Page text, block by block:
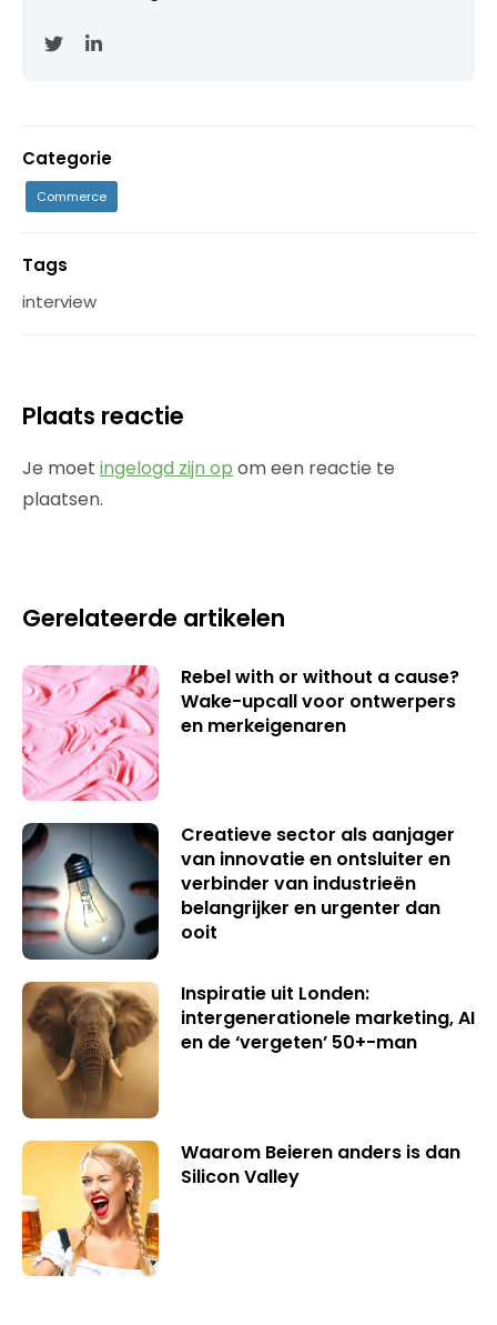
Categorie
Commerce
Tags
interview
Plaats reactie
Je moet ingelogd zijn op om een reactie te
plaatsen.
Gerelateerde artikelen
Rebel with or without a cause?
Wake-upcall voor ontwerpers
en merkeigenaren
Creatieve sector als aanjager
van innovatie en ontsluiter en
verbinder van industrieën
belangrijker en urgenter dan
ooit
Inspiratie uit Londen:
intergenerationele marketing, AI
en de ‘vergeten’ 50+-man
Waarom Beieren anders is dan
Silicon Valley